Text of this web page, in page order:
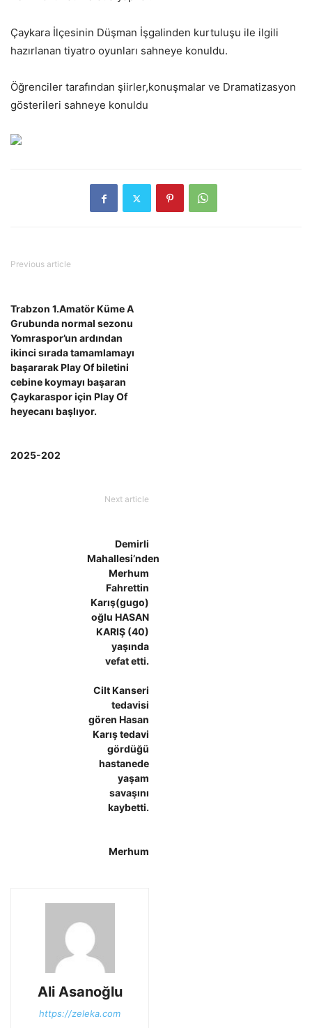
Çaykara İlçesinin Düşman İşgalinden kurtuluşu ile ilgili
hazırlanan tiyatro oyunları sahneye konuldu.
Öğrenciler tarafından şiirler,konuşmalar ve Dramatizasyon
gösterileri sahneye konuldu
Previous article
Trabzon 1.Amatör Küme A
Grubunda normal sezonu
Yomraspor’un ardından
ikinci sırada tamamlamayı
başararak Play Of biletini
cebine koymayı başaran
Çaykaraspor için Play Of
heyecanı başlıyor.
2025-202
Next article
Demirli
Mahallesi’nden
Merhum
Fahrettin
Karış(gugo)
oğlu HASAN
KARIŞ (40)
yaşında
vefat etti.
Cilt Kanseri
tedavisi
gören Hasan
Karış tedavi
gördüğü
hastanede
yaşam
savaşını
kaybetti.
Merhum
Ali Asanoğlu
https://zeleka.com